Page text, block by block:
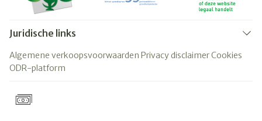
Juridische links
Algemene verkoopsvoorwaarden Privacy disclaimerCookies
ODR-platform